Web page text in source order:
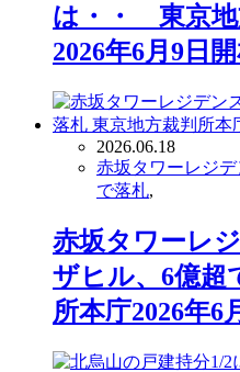
は・・ 東京地
2026年6月9日
2026.06.18
赤坂タワーレジ
で落札,
赤坂タワーレ
ザヒル、6億超
所本庁2026年6